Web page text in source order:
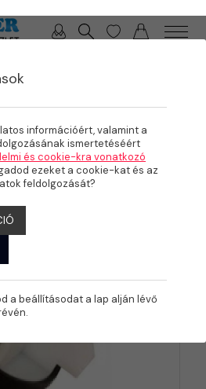
információért, valamint a
ismertetéséért
és cookie-kra vonatkozó
ezeket a cookie-kat és az
feldolgozását?
a beállításodat a lap alján lévő